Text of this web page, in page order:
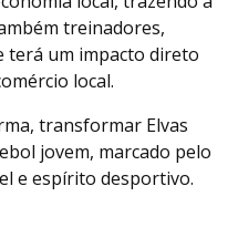
treinadores,
terá um impacto direto
local.
transformar Elvas
jovem, marcado pelo
e espírito desportivo.